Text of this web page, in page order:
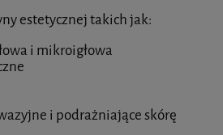
estetycznej takich jak:
i mikroigłowa
i podrażniające skórę